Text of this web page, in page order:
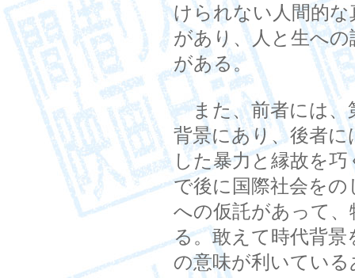
けられない人間的
があり、人と生へ
がある。
また、前者には、
背景にあり、後者
した暴力と縁故を
で後に国際社会を
への仮託があって
る。敢えて時代背
の意味が利いてい